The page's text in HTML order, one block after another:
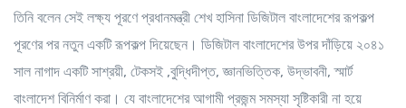
তিনি বলেন সেই লক্ষ্য পূরণে প্রধানমন্ত্রী শেখ হাসিনা ডিজিটাল বাংলাদেশের রূপকল্প
পূরণের পর নতুন একটি রূপকল্প দিয়েছেন। ডিজিটাল বাংলাদেশের উপর দাঁড়িয়ে ২০৪১
সাল নাগাদ একটি সাশ্রয়ী, টেকসই ,বুদ্ধিদীপ্ত, জ্ঞানভিত্তিক, উদ্ভাবনী, স্মার্ট
বাংলাদেশ বিনির্মাণ করা। যে বাংলাদেশের আগামী প্রজন্ম সমস্যা সৃষ্টিকারী না হয়ে